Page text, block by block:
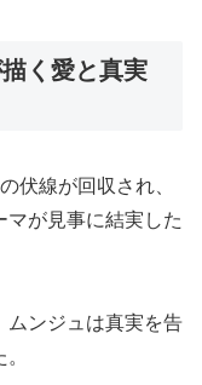
く愛と真実
伏線が回収され、
マが見事に結実した
ムンジュは真実を告